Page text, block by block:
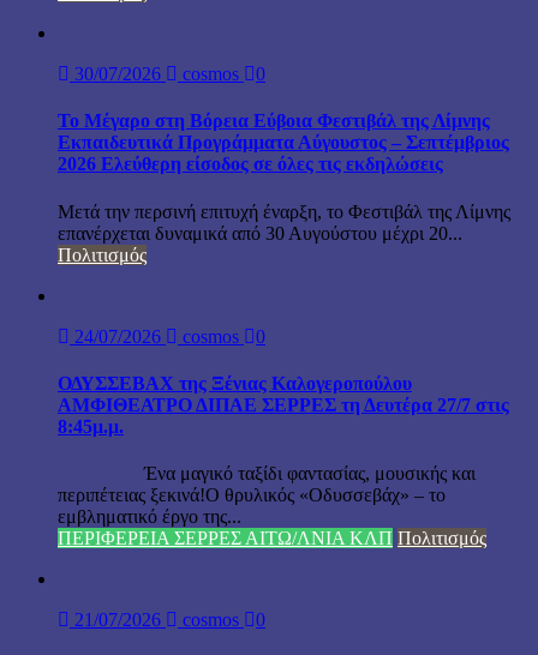
30/07/2026 cosmos 0
Το Μέγαρο στη Βόρεια Εύβοια Φεστιβάλ της Λίμνης
Εκπαιδευτικά Προγράμματα Αύγουστος – Σεπτέμβριος
2026 Ελεύθερη είσοδος σε όλες τις εκδηλώσεις
Μετά την περσινή επιτυχή έναρξη, το Φεστιβάλ της Λίμνης
επανέρχεται δυναμικά από 30 Αυγούστου μέχρι 20...
Πολιτισμός
24/07/2026 cosmos 0
ΟΔΥΣΣΕΒΑΧ της Ξένιας Καλογεροπούλου
ΑΜΦΙΘΕΑΤΡΟ ΔΙΠΑΕ ΣΕΡΡΕΣ τη Δευτέρα 27/7 στις
8:45μ.μ.
Ένα μαγικό ταξίδι φαντασίας, μουσικής και
περιπέτειας ξεκινά!Ο θρυλικός «Οδυσσεβάχ» – το
εμβληματικό έργο της...
ΠΕΡΙΦΕΡΕΙΑ ΣΕΡΡΕΣ ΑΙΤΩ/ΛΝΙΑ ΚΛΠ Πολιτισμός
21/07/2026 cosmos 0